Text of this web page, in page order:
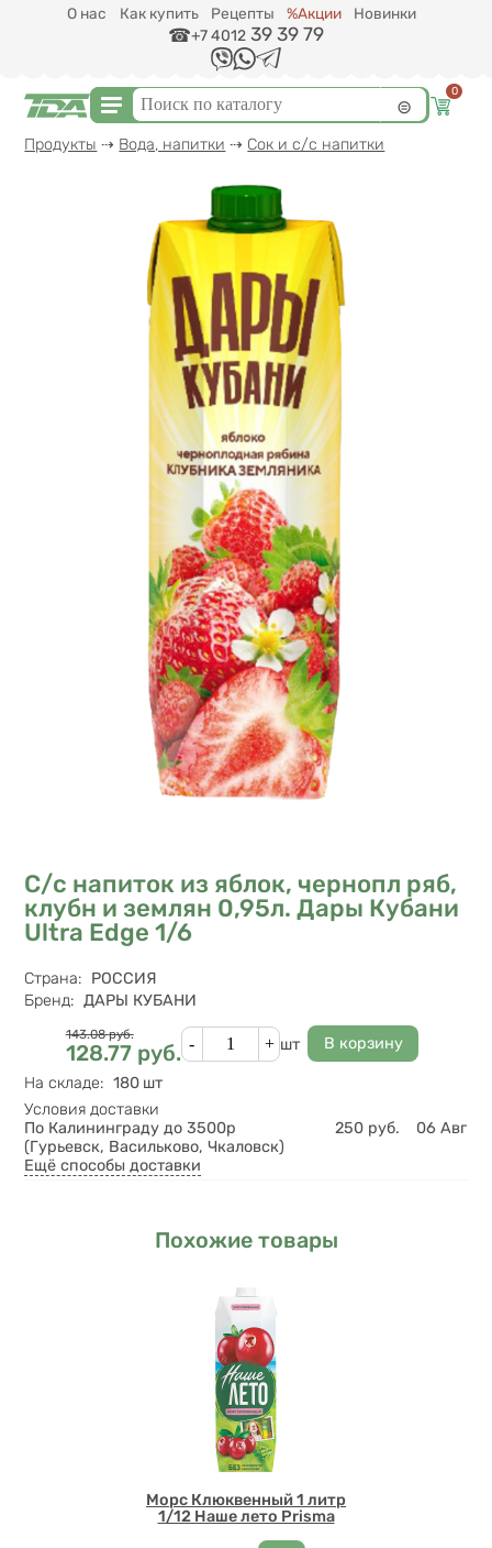
Перейти к основному содержанию
О нас Как купить Рецепты %Акции
Новинки
+7 4012 39 39 79
Форма поиска
Поиск 0
Вы здесь
Продукты ⇢ Вода, напитки ⇢ Сок и с/с напитки
С/с напиток из яблок, чернопл ряб,
клубн и землян 0,95л. Дары Кубани
Ultra Edge 1/6
Характеристики
Страна: РОССИЯ
Бренд: ДАРЫ КУБАНИ
Цена
143.08 руб.
128.77 руб.
Кол-во шт
На складе: 180 шт
Условия доставки
По Калининграду до 3500р
(Гурьевск, Васильково, Чкаловск)
250 руб.
06 Авг
Ещё способы доставки
Похожие товары
Морс Клюквенный 1 литр
1/12 Наше лето Prisma